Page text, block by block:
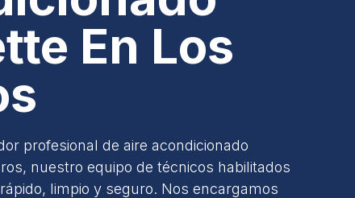
En Los
profesional de aire acondicionado
nuestro equipo de técnicos habilitados
limpio y seguro. Nos encargamos